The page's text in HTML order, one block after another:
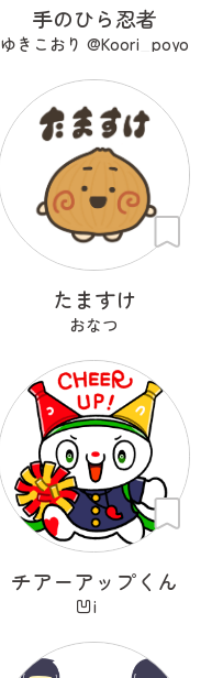
手のひら忍者
ゆきこおり @Koori_poyo
たますけ
おなつ
チアーアップくん
凹i